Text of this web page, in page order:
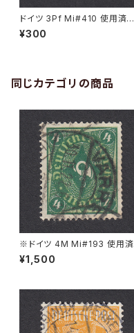
ドイツ 3Pf Mi#410 使用済み
切手｜STETTIN 2.4.1930
¥300
同じカテゴリの商品
※ドイツ 4M Mi#193 使用済
み切手｜VARREL 30.11.1922
¥1,500